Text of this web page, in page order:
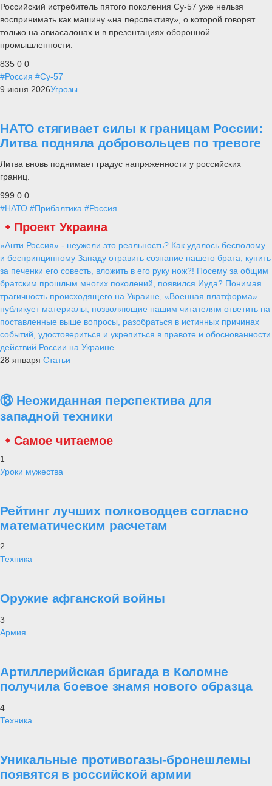
Российский истребитель пятого поколения Су-57 уже нельзя
воспринимать как машину «на перспективу», о которой говорят
только на авиасалонах и в презентациях оборонной
промышленности.
835 0 0
#Россия #Су-57
9 июня 2026Угрозы
НАТО стягивает силы к границам России:
Литва подняла добровольцев по тревоге
Литва вновь поднимает градус напряженности у российских
границ.
999 0 0
#НАТО #Прибалтика #Россия
Проект Украина
«Анти Россия» - неужели это реальность? Как удалось бесполому
и беспринципному Западу отравить сознание нашего брата, купить
за печенки его совесть, вложить в его руку нож?! Посему за общим
братским прошлым многих поколений, появился Иуда? Понимая
трагичность происходящего на Украине, «Военная платформа»
публикует материалы, позволяющие нашим читателям ответить на
поставленные выше вопросы, разобраться в истинных причинах
событий, удостовериться и укрепиться в правоте и обоснованности
действий России на Украине.
28 января Статьи
⑬ Неожиданная перспектива для
западной техники
Самое читаемое
1
Уроки мужества
Рейтинг лучших полководцев согласно
математическим расчетам
2
Техника
Оружие афганской войны
3
Армия
Артиллерийская бригада в Коломне
получила боевое знамя нового образца
4
Техника
Уникальные противогазы-бронешлемы
появятся в российской армии